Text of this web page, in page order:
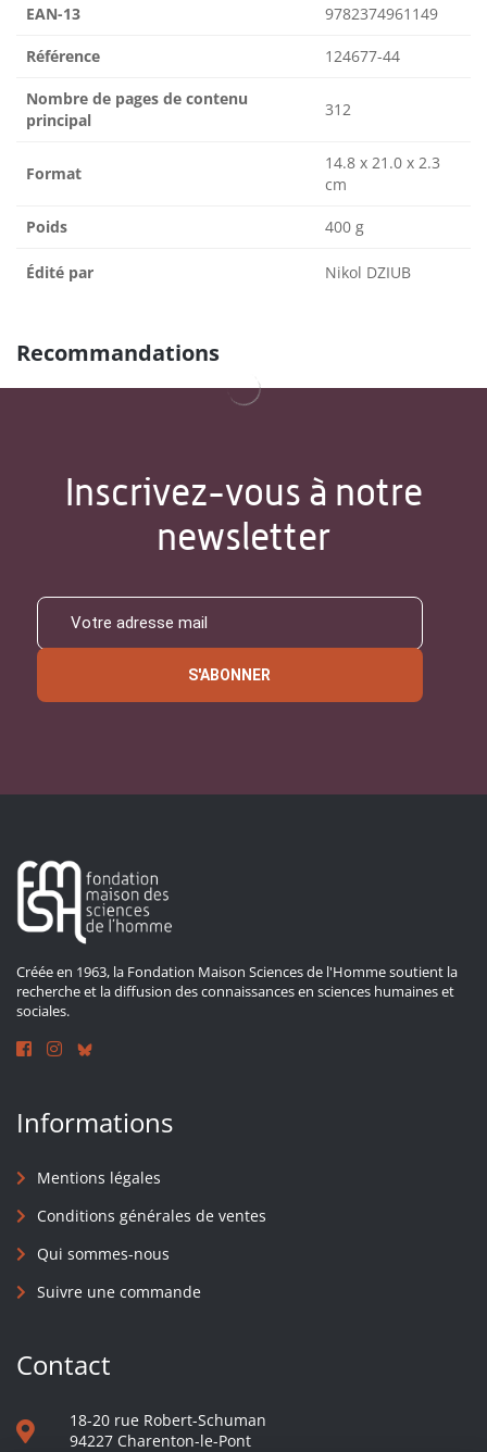
EAN-13 9782374961149
Référence 124677-44
Nombre de pages de contenu
principal
312
Format
14.8 x 21.0 x 2.3
cm
Poids 400 g
Édité par Nikol DZIUB
Recommandations
Inscrivez-vous à notre
newsletter
S'ABONNER
Créée en 1963, la Fondation Maison Sciences de l'Homme soutient la
recherche et la diffusion des connaissances en sciences humaines et
sociales.
Informations
Mentions légales
Conditions générales de ventes
Qui sommes-nous
Suivre une commande
Contact
18-20 rue Robert-Schuman
94227 Charenton-le-Pont